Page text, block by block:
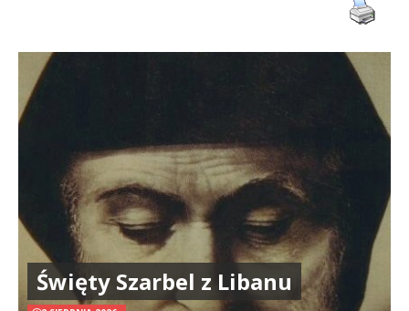
Święty Szarbel z Libanu